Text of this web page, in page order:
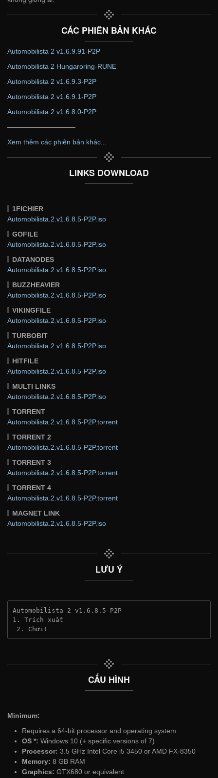
CÁC PHIÊN BẢN KHÁC
Automobilista 2 v1.6.9.91-P2P
Automobilista 2 Hungaroring-RUNE
Automobilista 2 v1.6.9.3-P2P
Automobilista 2 v1.6.9.1-P2P
Automobilista 2 v1.6.8.0-P2P
——————————
Xem thêm các phiên bản khác...
LINKS DOWNLOAD
1FICHIER
Automobilista.2.v1.6.8.5-P2P.iso
GOFILE
Automobilista.2.v1.6.8.5-P2P.iso
DATANODES
Automobilista.2.v1.6.8.5-P2P.iso
BUZZHEAVIER
Automobilista.2.v1.6.8.5-P2P.iso
VIKINGFILE
Automobilista.2.v1.6.8.5-P2P.iso
TURBOBIT
Automobilista.2.v1.6.8.5-P2P.iso
HITFILE
Automobilista.2.v1.6.8.5-P2P.iso
MULTI LINKS
Automobilista.2.v1.6.8.5-P2P.iso
TORRENT
Automobilista.2.v1.6.8.5-P2P.torrent
TORRENT 2
Automobilista.2.v1.6.8.5-P2P.torrent
TORRENT 3
Automobilista.2.v1.6.8.5-P2P.torrent
TORRENT 4
Automobilista.2.v1.6.8.5-P2P.torrent
MAGNET LINK
Automobilista.2.v1.6.8.5-P2P.iso
LƯU Ý
Automobilista 2 v1.6.8.5-P2P
1. Trích xuất
2. Chơi!
CẤU HÌNH
Minimum:
Requires a 64-bit processor and operating system
OS *: Windows 10 (+ specific versions of 7)
Processor: 3.5 GHz Intel Core i5 3450 or AMD FX-8350
Memory: 8 GB RAM
Graphics: GTX680 or equivalent